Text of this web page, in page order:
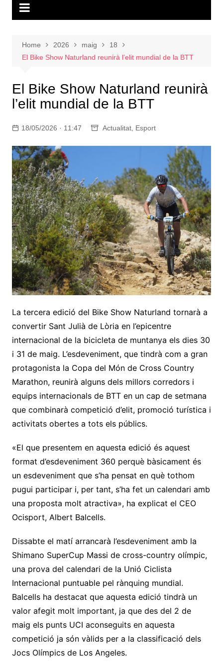
Home 2026 maig
18
El Bike Show Naturland reunirà l’elit mundial de la BTT
El Bike Show Naturland reunirà
l’elit mundial de la BTT
18/05/2026 · 11:47 Actualitat, Esport
La tercera edició del Bike Show Naturland tornarà a
convertir Sant Julià de Lòria en l’epicentre
internacional de la bicicleta de muntanya els dies 30
i 31 de maig. L’esdeveniment, que tindrà com a gran
protagonista la Copa del Món de Cross Country
Marathon, reunirà alguns dels millors corredors i
equips internacionals de BTT en un cap de setmana
que combinarà competició d’elit, promoció turística i
activitats obertes a tots els públics.
«El que presentem en aquesta edició és aquest
format d’esdeveniment 360 perquè bàsicament és
un esdeveniment que s’ha pensat en què tothom
pugui participar i, per tant, s’ha fet un calendari amb
una proposta molt atractiva», ha explicat el CEO
Ocisport, Albert Balcells.
Dissabte el matí arrancarà l’esdeveniment amb la
Shimano SuperCup Massi de cross-country olímpic,
una prova del calendari de la Unió Ciclista
Internacional puntuable pel rànquing mundial.
Balcells ha destacat que aquesta edició tindrà un
valor afegit molt important, ja que des del 2 de
maig els punts UCI aconseguits en aquesta
competició ja són vàlids per a la classificació dels
Jocs Olímpics de Los Angeles.